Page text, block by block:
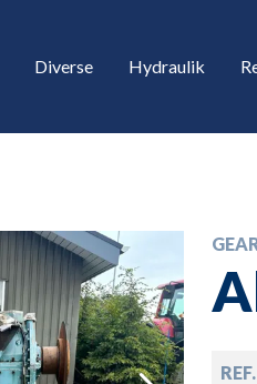
Diverse Hydraulik